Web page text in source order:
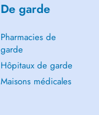
De garde
Pharmacies de
garde
Hôpitaux de garde
Maisons médicales